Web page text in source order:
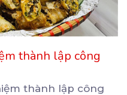
thành lập công
thành lập công